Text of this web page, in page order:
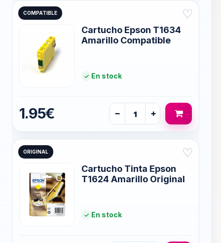
COMPATIBLE ♡
Cartucho Epson T1634
Amarillo Compatible
En stock
1.95€ − +
ORIGINAL ♡
Cartucho Tinta Epson
T1624 Amarillo Original
En stock